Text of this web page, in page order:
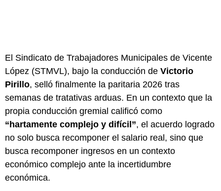
El Sindicato de Trabajadores Municipales de Vicente
López (STMVL), bajo la conducción de Victorio
Pirillo, selló finalmente la paritaria 2026 tras
semanas de tratativas arduas. En un contexto que la
propia conducción gremial calificó como
“hartamente complejo y difícil”, el acuerdo logrado
no solo busca recomponer el salario real, sino que
busca recomponer ingresos en un contexto
económico complejo ante la incertidumbre
económica.